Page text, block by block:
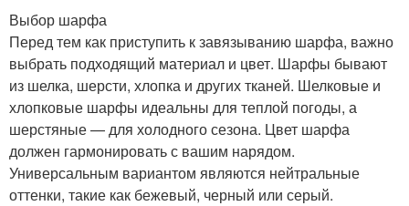
Выбор шарфа
Перед тем как приступить к завязыванию шарфа, важно
выбрать подходящий материал и цвет. Шарфы бывают
из шелка, шерсти, хлопка и других тканей. Шелковые и
хлопковые шарфы идеальны для теплой погоды, а
шерстяные — для холодного сезона. Цвет шарфа
должен гармонировать с вашим нарядом.
Универсальным вариантом являются нейтральные
оттенки, такие как бежевый, черный или серый.